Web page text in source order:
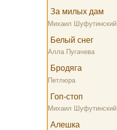
За милых дам
Михаил Шуфутинский
Белый снег
Алла Пугачева
Бродяга
Петлюра
Гоп-стоп
Михаил Шуфутинский
Алешка